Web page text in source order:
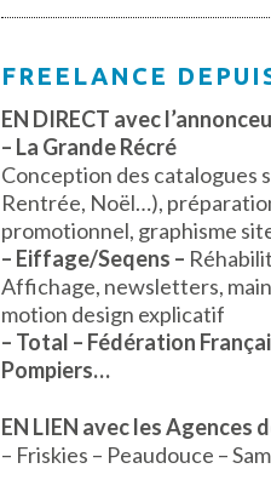
FREELANCE
EN DIRECT avec
– La Grande Récré
Conception des catalogues
Rentrée, Noël…),
promotionnel, graphisme
– Eiffage/Seqens –
Affichage, newsletters,
motion design explicatif
– Total – Fédération
Pompiers…
EN LIEN avec les Agences
– Friskies – Peaudouce –